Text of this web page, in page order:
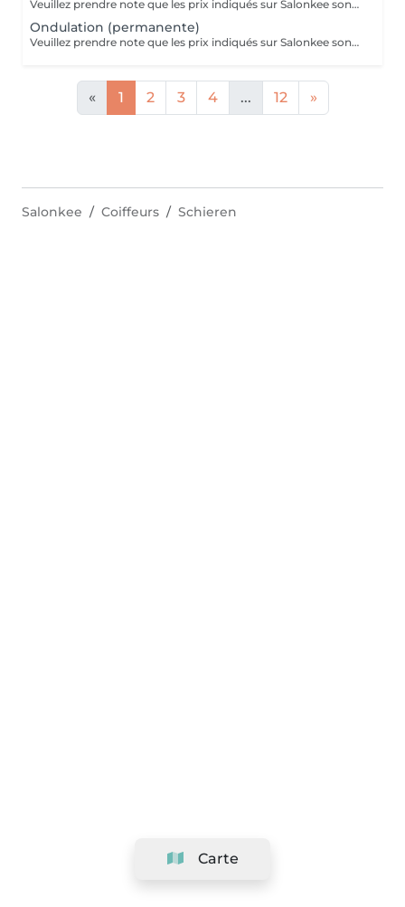
Veuillez prendre note que les prix indiqués sur Salonkee sont communiqués à titre informatif et s'entendent de base. Ces derniers sont susceptibles de varier selon le diagnostic réalisé à votre arrivée au salon et l'expertise du professionnel à qui vous confiez votre beauté. Dans tous les cas, un devis précis vous sera proposé et toutes réalisations de prestations seront effectuées avec votre accord. Un grand merci d'avance pour votre compréhension. Au plaisir de vous recevoir très vite.
Ondulation (permanente)
Veuillez prendre note que les prix indiqués sur Salonkee sont communiqués à titre informatif et s'entendent de base. Ces derniers sont susceptibles de varier selon le diagnostic réalisé à votre arrivée au salon et l'expertise du professionnel à qui vous confiez votre beauté. Dans tous les cas, un devis précis vous sera proposé et toutes réalisations de prestations seront effectuées avec votre accord. Un grand merci d'avance pour votre compréhension. Au plaisir de vous recevoir très vite.
« 1 2 3 4 ... 12 »
Carte
Salonkee Coiffeurs Schieren